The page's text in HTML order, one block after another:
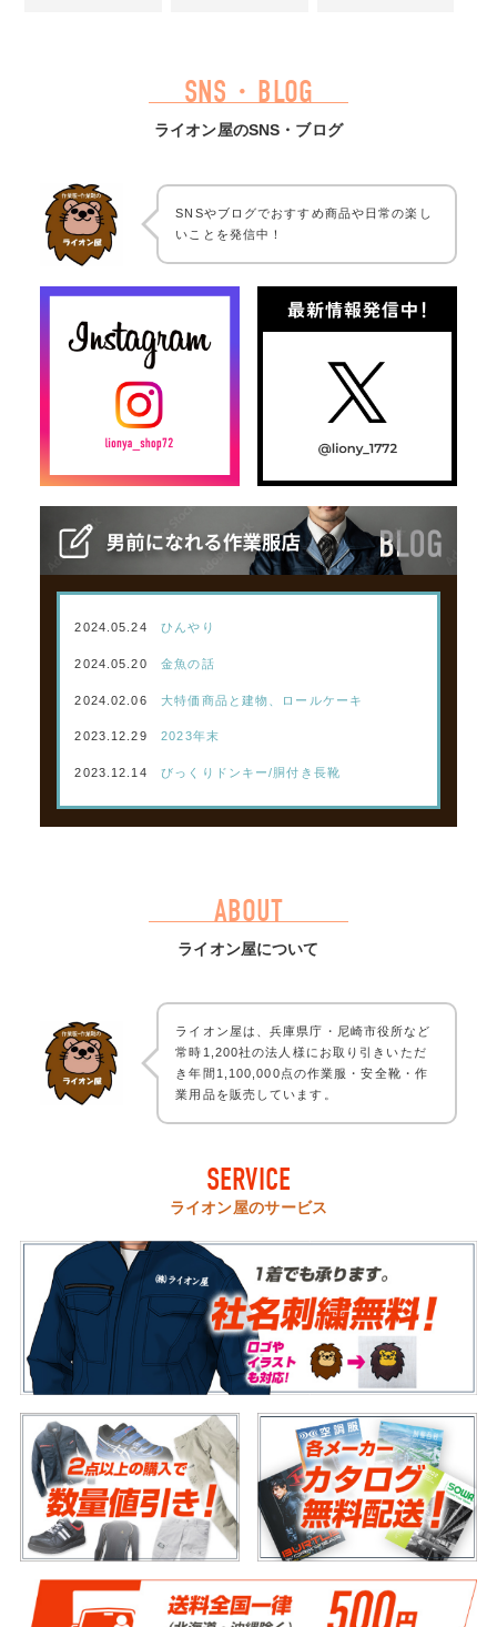
SNS・BLOG
ライオン屋のSNS・ブログ
SNSやブログでおすすめ商品や日常の楽し
いことを発信中！
2024.05.24 ひんやり
2024.05.20 金魚の話
2024.02.06 大特価商品と建物、ロールケーキ
2023.12.29 2023年末
2023.12.14 びっくりドンキー/胴付き長靴
ABOUT
ライオン屋について
ライオン屋は、兵庫県庁・尼崎市役所など
常時1,200社の法人様にお取り引きいただ
き年間1,100,000点の作業服・安全靴・作
業用品を販売しています。
SERVICE
ライオン屋のサービス